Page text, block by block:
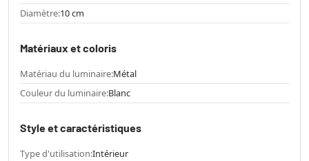
Diamètre:10 cm
Matériaux et coloris
Matériau du luminaire:Métal
Couleur du luminaire:Blanc
Style et caractéristiques
Type d'utilisation:Intérieur